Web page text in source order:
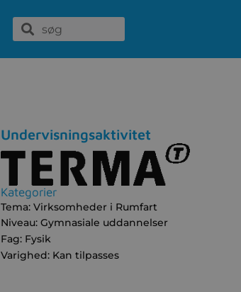
Undervisningsaktivitet
Kategorier
Tema: Virksomheder i Rumfart
Niveau: Gymnasiale uddannelser
Fag: Fysik
Varighed: Kan tilpasses